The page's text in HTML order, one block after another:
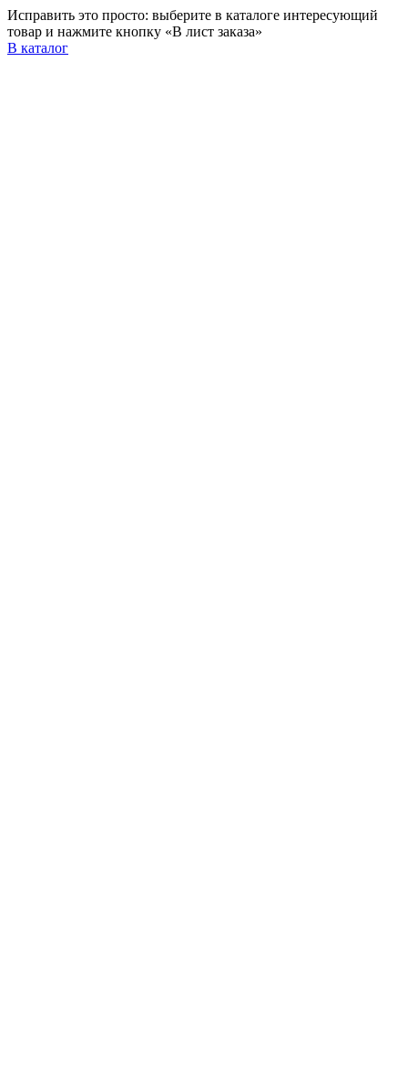
Исправить это просто: выберите в каталоге интересующий
товар и нажмите кнопку «В лист заказа»
В каталог